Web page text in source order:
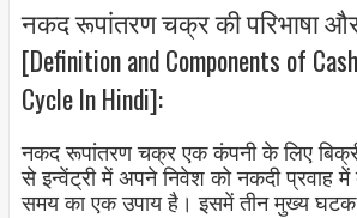
नकद रूपांतरण चक्र की परिभाषा
[Definition and Components of
Cycle In Hindi]:
नकद रूपांतरण चक्र एक कंपनी के लिए
से इन्वेंट्री में अपने निवेश को नकदी प्रवाह
समय का एक उपाय है। इसमें तीन मुख्य घटक